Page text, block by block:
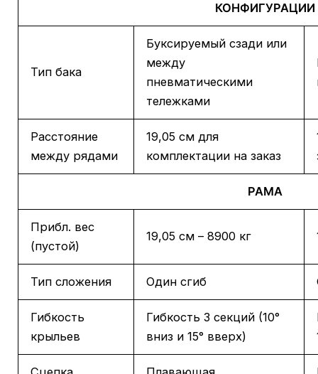
КОНФИГУРАЦИИ
Тип бака
Буксируемый сзади или
между
пневматическими
тележками
Расстояние
между рядами
19,05 см для
комплектации на заказ
РАМА
Прибл. вес
(пустой)
19,05 см – 8900 кг
Тип сложения Один сгиб
Гибкость
крыльев
Гибкость 3 секций (10°
вниз и 15° вверх)